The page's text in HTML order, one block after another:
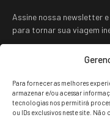
Para fornecer as melhores
armazenar e/ou acessar
tecnologias nos permitirá
ou IDs exclusivos neste site.
Assine nossa newsletter
para tornar sua viagem